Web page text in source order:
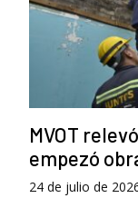
MVOT
empezó
24 de julio de